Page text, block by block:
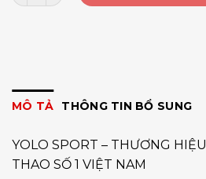
MÔ TẢ THÔNG TIN BỔ SUNG
YOLO SPORT – THƯƠNG
THAO SỐ 1 VIỆT NAM